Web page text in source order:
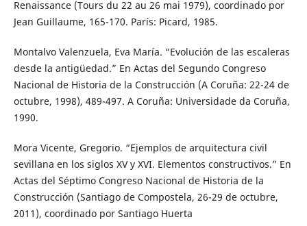
Renaissance (Tours du 22 au 26 mai 1979), coordinado por
Jean Guillaume, 165-170. París: Picard, 1985.
Montalvo Valenzuela, Eva María. “Evolución de las escaleras
desde la antigüedad.” En Actas del Segundo Congreso
Nacional de Historia de la Construcción (A Coruña: 22-24 de
octubre, 1998), 489-497. A Coruña: Universidade da Coruña,
1990.
Mora Vicente, Gregorio. “Ejemplos de arquitectura civil
sevillana en los siglos XV y XVI. Elementos constructivos.” En
Actas del Séptimo Congreso Nacional de Historia de la
Construcción (Santiago de Compostela, 26-29 de octubre,
2011), coordinado por Santiago Huerta